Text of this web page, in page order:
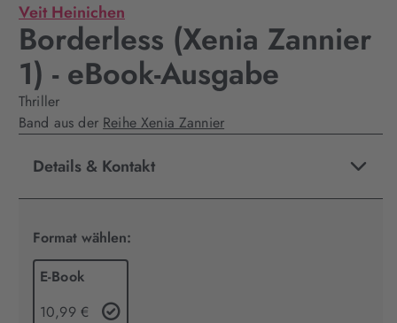
Veit Heinichen
Borderless (Xenia Zannier
1) - eBook-Ausgabe
Thriller
Band aus der Reihe Xenia Zannier
Details & Kontakt
Format wählen:
E-Book
10,99 €